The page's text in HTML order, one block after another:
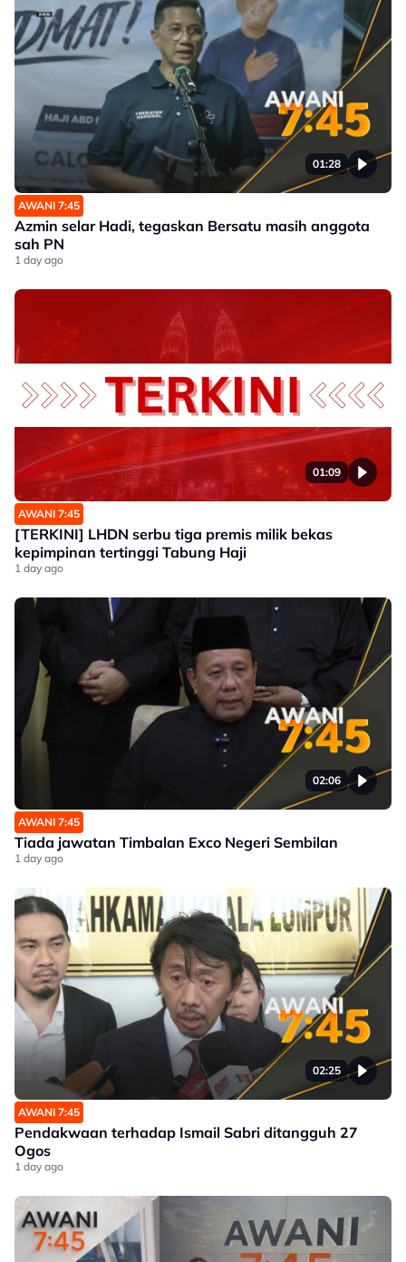
01:28
AWANI 7:45
Azmin selar Hadi, tegaskan Bersatu masih anggota
sah PN
1 day ago
01:09
AWANI 7:45
[TERKINI] LHDN serbu tiga premis milik bekas
kepimpinan tertinggi Tabung Haji
1 day ago
02:06
AWANI 7:45
Tiada jawatan Timbalan Exco Negeri Sembilan
1 day ago
02:25
AWANI 7:45
Pendakwaan terhadap Ismail Sabri ditangguh 27
Ogos
1 day ago